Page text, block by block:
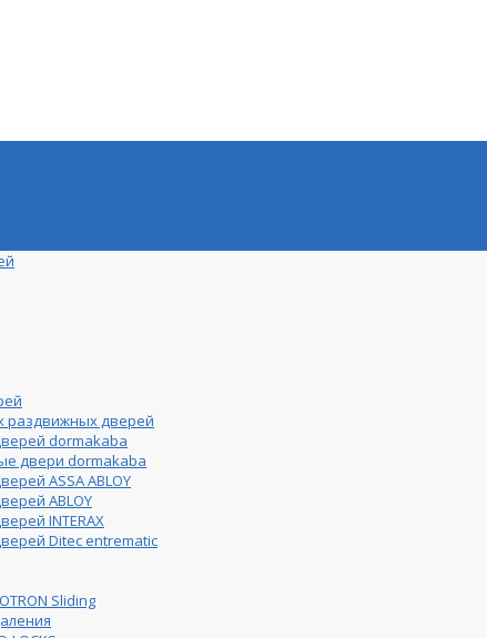
раздвижных дверей
dormakaba
двери dormakaba
ASSA ABLOY
ABLOY
INTERAX
Ditec entrematic
Sliding